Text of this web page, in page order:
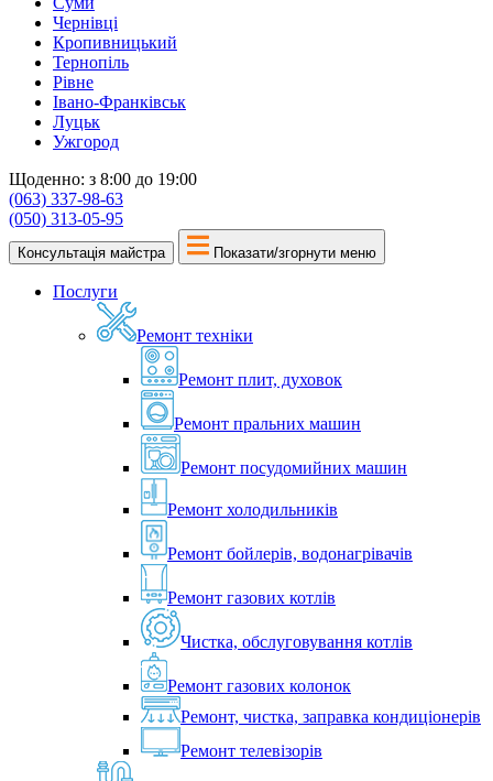
Чернівці
Кропивницький
Тернопіль
Рівне
Івано-Франківськ
Луцьк
Ужгород
Щоденно: з 8:00 до 19:00
(063) 337-98-63
(050) 313-05-95
Консультація майстра Показати/згорнути меню
Послуги
Ремонт техніки
Ремонт плит, духовок
Ремонт пральних машин
Ремонт посудомийних машин
Ремонт холодильників
Ремонт бойлерів, водонагрівачів
Ремонт газових котлів
Чистка, обслуговування котлів
Ремонт газових колонок
Ремонт, чистка, заправка кондиціонерів
Ремонт телевізорів